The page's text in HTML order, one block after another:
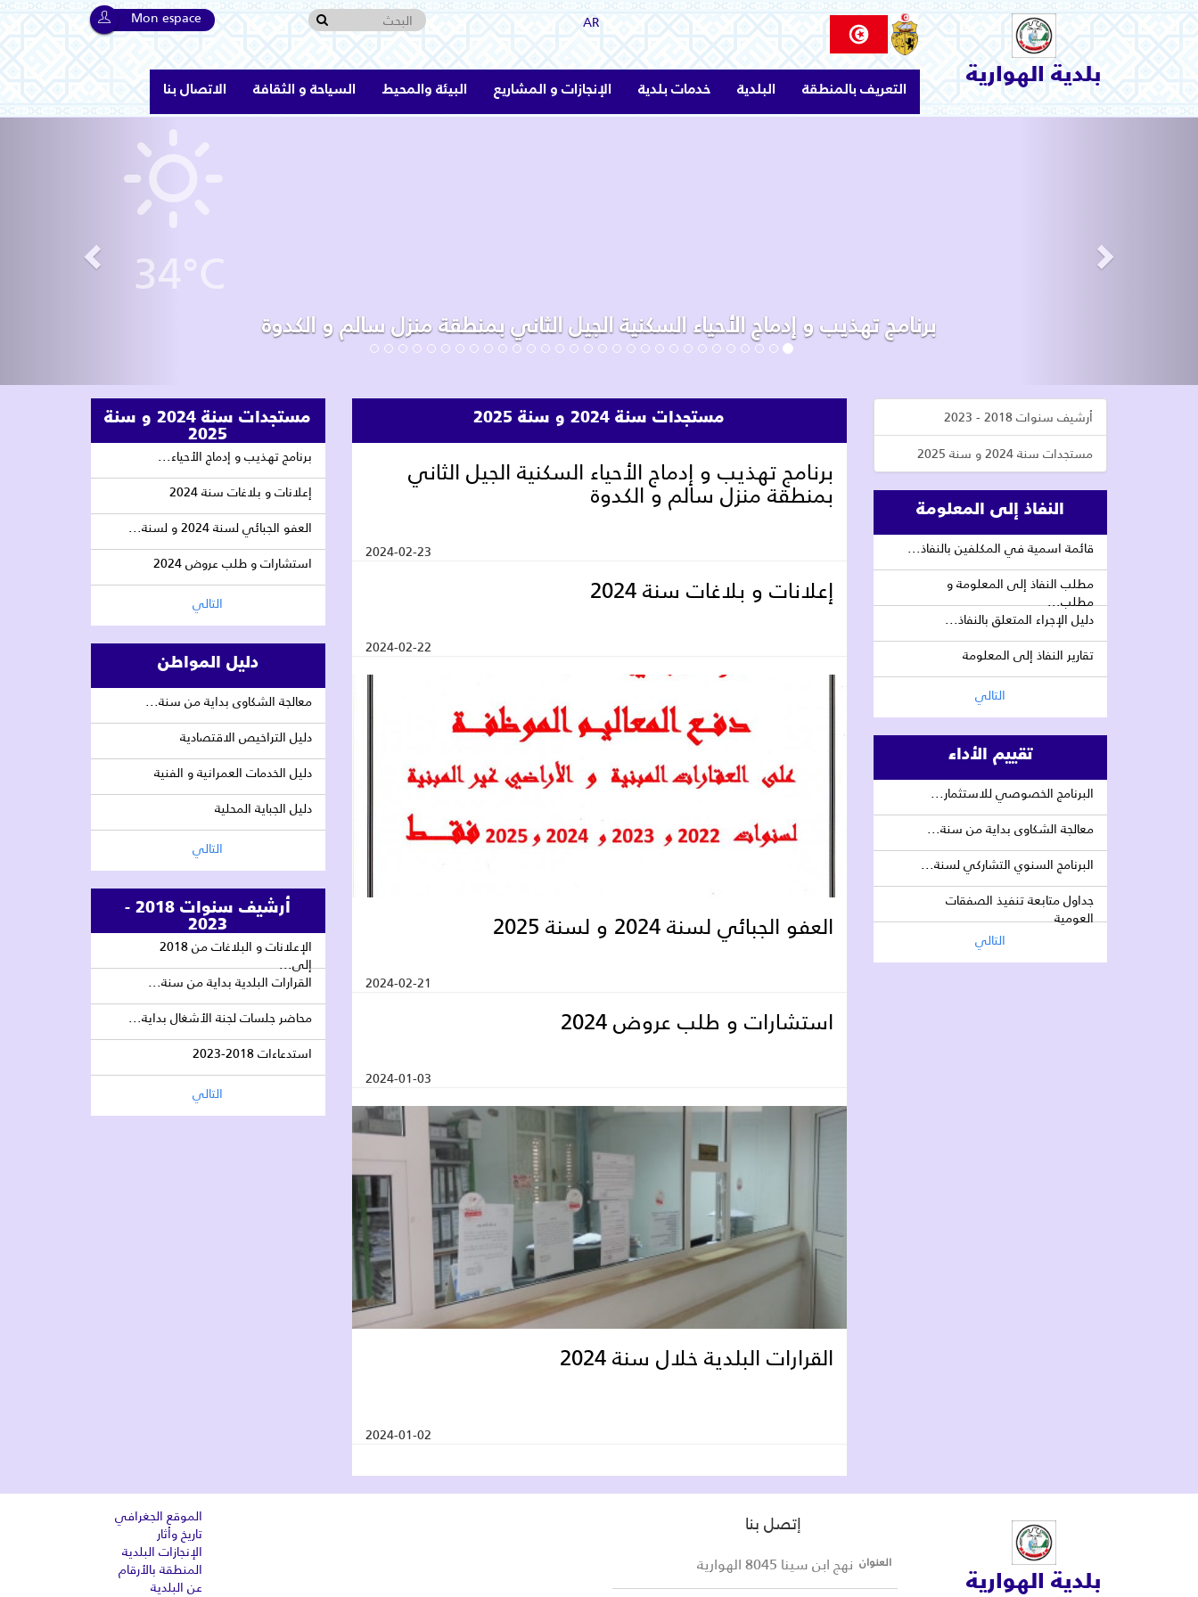
الاتصال بنا
السياحة و الثقافة
البيئة والمحيط
Mon espace AR
الاتصال بنا السياحة و الثقافة البيئة والمحيط الإنجازات و المشاريع خدمات بلدية البلدية التعريف بالمنطقة بلدية الهوارية
34°C
برنامج تهذيب و إدماج الأحياء السكنية الجيل الثاني بمنطقة منزل سالم و الكدوة
مستجدات سنة 2024 و سنة 2025
برنامج تهذيب و إدماج الأحياء السكنية الجيل الثاني
بمنطقة منزل سالم و الكدوة
2024-02-23
إعلانات و بلاغات سنة 2024
2024-02-22
العفو الجبائي لسنة 2024 و لسنة 2025
2024-02-21
استشارات و طلب عروض 2024
2024-01-03
القرارات البلدية خلال سنة 2024
2024-01-02
مستجدات سنة 2024 و سنة
2025
برنامج تهذيب و إدماج الأحياء...
إعلانات و بلاغات سنة 2024
العفو الجبائي لسنة 2024 و لسنة...
استشارات و طلب عروض 2024
التالي
دليل المواطن
معالجة الشكاوى بداية من سنة...
دليل التراخيص الاقتصادية
دليل الخدمات العمرانية و الفنية
دليل الجباية المحلية
التالي
أرشيف سنوات 2018 -
2023
الإعلانات و البلاغات من 2018
إلى...
القرارات البلدية بداية من سنة...
محاضر جلسات لجنة الأشغال بداية...
استدعاءات 2018-2023
التالي
أرشيف سنوات 2018 - 2023
مستجدات سنة 2024 و سنة 2025
النفاذ إلى المعلومة
قائمة اسمية في المكلفين بالنفاذ...
مطلب النفاذ إلى المعلومة و
مطلب...
دليل الإجراء المتعلق بالنفاذ...
تقارير النفاذ إلى المعلومة
التالي
تقييم الأداء
البرنامج الخصوصي للاستثمار...
معالجة الشكاوى بداية من سنة...
البرنامج السنوي التشاركي لسنة...
جداول متابعة تنفيذ الصفقات
العومية
التالي
الموقع الجغرافي
تاريخ وأثار
الإنجازات البلدية
المنطقة بالأرقام
عن البلدية
إتصل بنا
العنوان نهج ابن سينا 8045 الهوارية بلدية الهوارية